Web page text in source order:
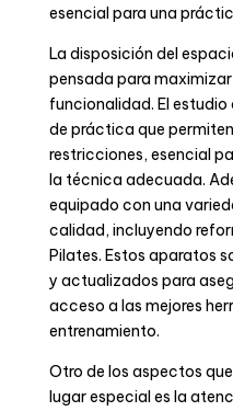
esencial para una
La disposición del
pensada para
funcionalidad. El
de práctica que
restricciones, esencial
la técnica adecuada.
equipado con una
calidad, incluyendo
Pilates. Estos aparatos
y actualizados para
acceso a las mejores
entrenamiento.
Otro de los aspectos
lugar especial es la